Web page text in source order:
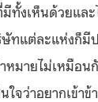
ทั้งเห็นด้วยแล
ทแต่ละแห่งก็มี
มายไม่เหมือน
จว่าอยากเข้าข้